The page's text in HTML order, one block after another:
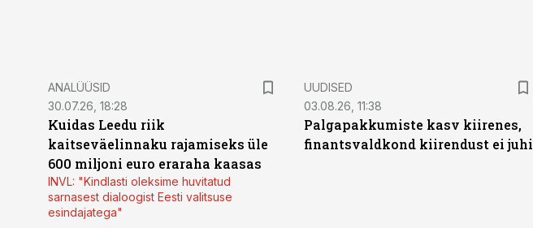
ANALÜÜSID
30.07.26, 18:28
Kuidas Leedu riik
kaitseväelinnaku rajamiseks üle
600 miljoni euro eraraha kaasas
INVL: "Kindlasti oleksime huvitatud
sarnasest dialoogist Eesti valitsuse
esindajatega"
UUDISED
03.08.26, 11:38
Palgapakkumiste kasv kiirenes,
finantsvaldkond kiirendust ei juhi